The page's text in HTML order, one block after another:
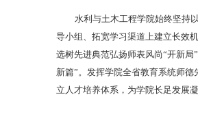
水利与土木工程学院始终坚持
导小组、拓宽学习渠道上建立长效
选树先进典范弘扬师表风尚“开新
新篇”。发挥学院全省教育系统师
立人才培养体系，为学院长足发展